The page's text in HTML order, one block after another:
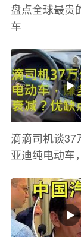
盘点全球最贵
车
滴滴司机谈37
亚迪纯电动车
有哪些？